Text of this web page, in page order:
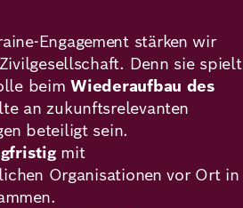
stärken wir
Denn sie spielt
beimWiederaufbau des
an zukunftsrelevanten
beteiligt sein.
mit
Organisationen vor Ort in